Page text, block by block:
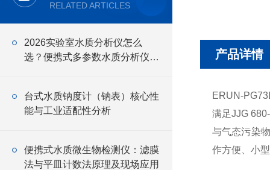
RELATED ARTICLES
2026实验室水质分析仪怎么
选？便携式多参数水质分析仪适
台式水质钠度计（钠表）核心性
能与工业适配性分析
便携式水质微生物检测仪：滤膜
法与平皿计数法原理及现场应用
产品详情
ERUN-
满足JJG
与气态污染
作方便、小